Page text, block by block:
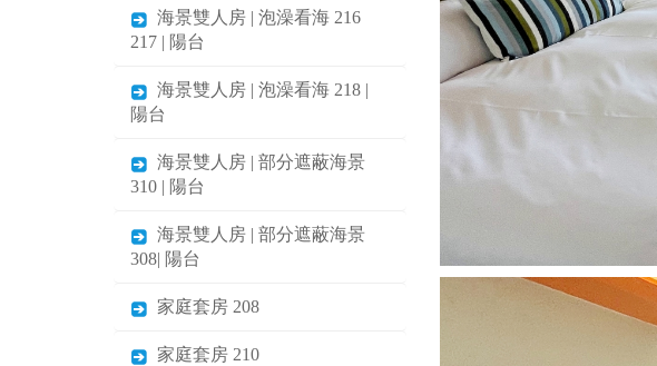
海景雙人房 | 泡澡看海 216
217 | 陽台
海景雙人房 | 泡澡看海 218 |
陽台
海景雙人房 | 部分遮蔽海景
310 | 陽台
海景雙人房 | 部分遮蔽海景
308| 陽台
家庭套房 208
家庭套房 210